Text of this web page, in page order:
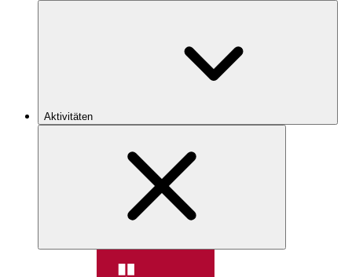
Aktivitäten